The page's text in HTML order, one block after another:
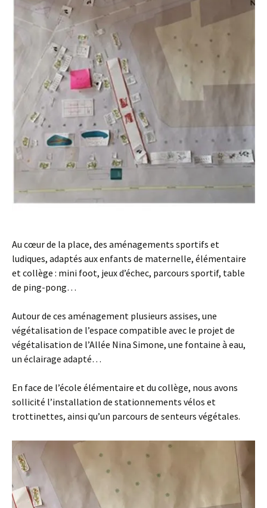
Au cœur de la place, des aménagements sportifs et
ludiques, adaptés aux enfants de maternelle, élémentaire
et collège : mini foot, jeux d’échec, parcours sportif, table
de ping-pong…
Autour de ces aménagement plusieurs assises, une
végétalisation de l’espace compatible avec le projet de
végétalisation de l’Allée Nina Simone, une fontaine à eau,
un éclairage adapté…
En face de l’école élémentaire et du collège, nous avons
sollicité l’installation de stationnements vélos et
trottinettes, ainsi qu’un parcours de senteurs végétales.